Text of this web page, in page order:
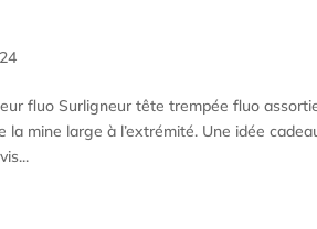
fluo Surligneur tête trempée fluo
mine large à l’extrémité. Une idée